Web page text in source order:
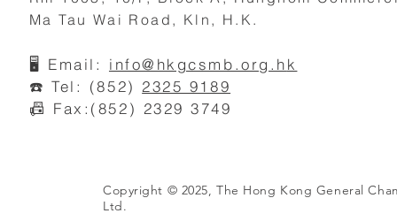
Ma Tau Wai Road, Kln, H.K.
🖥️ Email: info@hkgcsmb.org.hk
☎️ Tel: (852) 2325 9189
📠 Fax:(852) 2329 3749
Copyright © 2025, The Hong Kong General
Ltd.